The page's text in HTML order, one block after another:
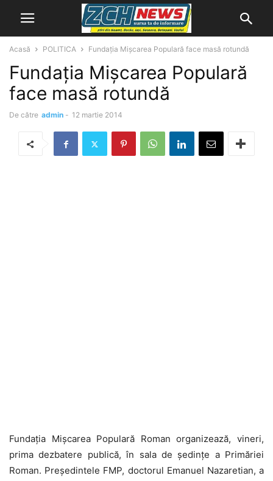
Acasă POLITICA Fundația Mișcarea Populară face masă rotundă
Fundația Mișcarea Populară
face masă rotundă
De către admin - 12 martie 2014
Fundația Mișcarea Populară Roman organizează, vineri,
prima dezbatere publică, în sala de ședințe a Primăriei
Roman. Președintele FMP, doctorul Emanuel Nazaretian, a